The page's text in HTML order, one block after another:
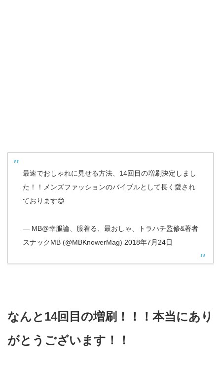
最速でおしゃれに見せる方法、14回目の増刷決定しまし
た！！メンズファッションのバイブルとして長く愛され
ております😊
— MB@幸服論、服着る、最おしゃ、トラハチ監修&著者
スナックMB (@MBKnowerMag) 2018年7月24日
なんと14回目の増刷！！！本当にあり
がとうございます！！